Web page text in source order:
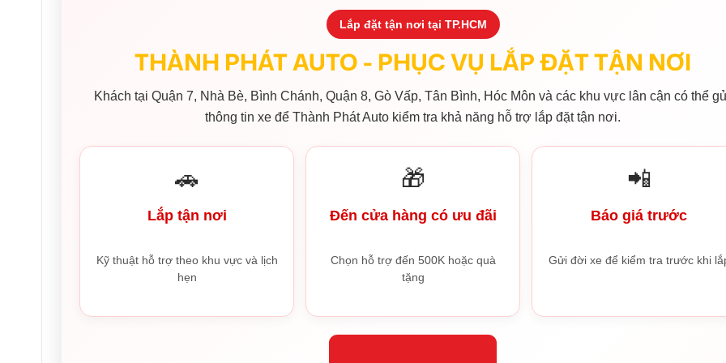
Lắp đặt tận nơi tại TP.HCM
THÀNH PHÁT AUTO - PHỤC VỤ LẮP ĐẶT TẬN NƠI
Khách tại Quận 7, Nhà Bè, Bình Chánh, Quận 8, Gò Vấp, Tân Bình, Hóc Môn và các khu vực lân cận có thể
thông tin xe để Thành Phát Auto kiểm tra khả năng hỗ trợ lắp đặt tận nơi.
🚗
Lắp tận nơi
Kỹ thuật hỗ trợ theo khu vực và lịch
hẹn
🎁
Đến cửa hàng có ưu đãi
Chọn hỗ trợ đến 500K hoặc quà
tặng
📲
Báo giá trước
Gửi đời xe để kiểm tra trước khi